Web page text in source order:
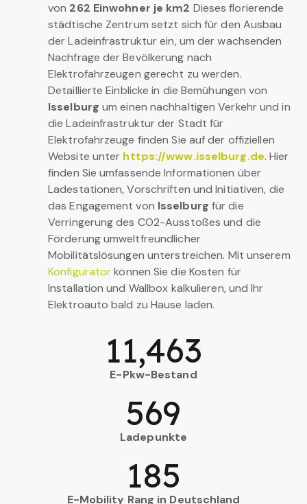
von 262 Einwohner je km2 Dieses florierende
städtische Zentrum setzt sich für den Ausbau
der Ladeinfrastruktur ein, um der wachsenden
Nachfrage der Bevölkerung nach
Elektrofahrzeugen gerecht zu werden.
Detaillierte Einblicke in die Bemühungen von
Isselburg um einen nachhaltigen Verkehr und in
die Ladeinfrastruktur der Stadt für
Elektrofahrzeuge finden Sie auf der offiziellen
Website unter https://www.isselburg.de. Hier
finden Sie umfassende Informationen über
Ladestationen, Vorschriften und Initiativen, die
das Engagement von Isselburg für die
Verringerung des CO2-Ausstoßes und die
Förderung umweltfreundlicher
Mobilitätslösungen unterstreichen. Mit unserem
Konfiguratorkönnen Sie die Kosten für
Installation und Wallbox kalkulieren, und Ihr
Elektroauto bald zu Hause laden.
E-Pkw-Bestand
11,463
Ladepunkte
569
E-Mobility Rang in Deutschland
185